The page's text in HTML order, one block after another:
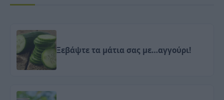
Ξεβάψτε τα μάτια σας με…αγγούρι!